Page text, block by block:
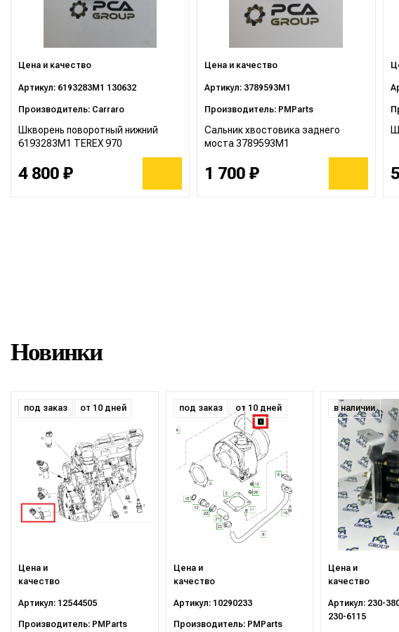
Цена и качество
Артикул: 6193283M1 130632
Производитель: Carraro
Шкворень поворотный нижний
6193283M1 TEREX 970
4 800 ₽
Цена и качество
Артикул: 3789593M1
Производитель: PMParts
Сальник хвостовика заднего
моста 3789593M1
1 700 ₽
Новинки
под заказ от 10 дней
Цена и
качество
Артикул: 12544505
Производитель: PMParts
под заказ от 10 дней
Цена и
качество
Артикул: 10290233
Производитель: PMParts
в наличии
Цена и
качество
Артикул: 230-
230-6115